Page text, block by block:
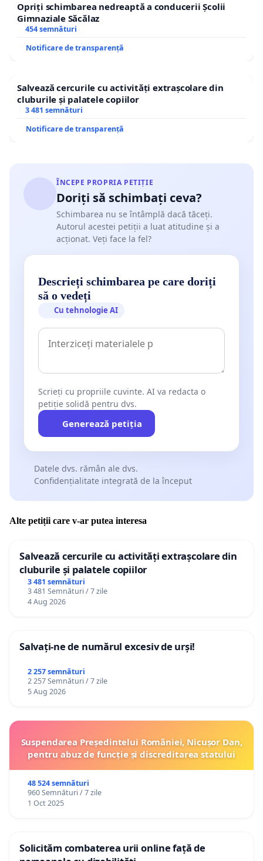
Opriți schimbarea nedreaptă a conducerii Școlii
Gimnaziale Săcălaz
454 semnături
Notificare de transparență
Salvează cercurile cu activități extrașcolare din
cluburile și palatele copiilor
3 481 semnături
Notificare de transparență
ÎNCEPE PROPRIA PETIȚIE
Doriți să schimbați ceva?
Schimbarea nu se întâmplă dacă tăceți.
Autorul acestei petiții a luat atitudine și a
acționat. Veți face la fel?
Descrieți schimbarea pe care doriți
să o vedeți
Cu tehnologie AI
Scrieți cu propriile cuvinte. AI va redacta o
petiție solidă pentru dvs.
Generează petiția
Datele dvs. rămân ale dvs.
Confidențialitate integrată de la început
Alte petiții care v-ar putea interesa
Salvează cercurile cu activități extrașcolare din
cluburile și palatele copiilor
3 481 semnături
3 481 Semnături / 7 zile
4 Aug 2026
Salvați-ne de numărul excesiv de urși!
2 257 semnături
2 257 Semnături / 7 zile
5 Aug 2026
Suspendarea Președintelui României, Nicușor Dan,
pentru abuz de funcție și discreditarea statului
48 524 semnături
960 Semnături / 7 zile
1 Oct 2025
Solicităm combaterea urii online față de